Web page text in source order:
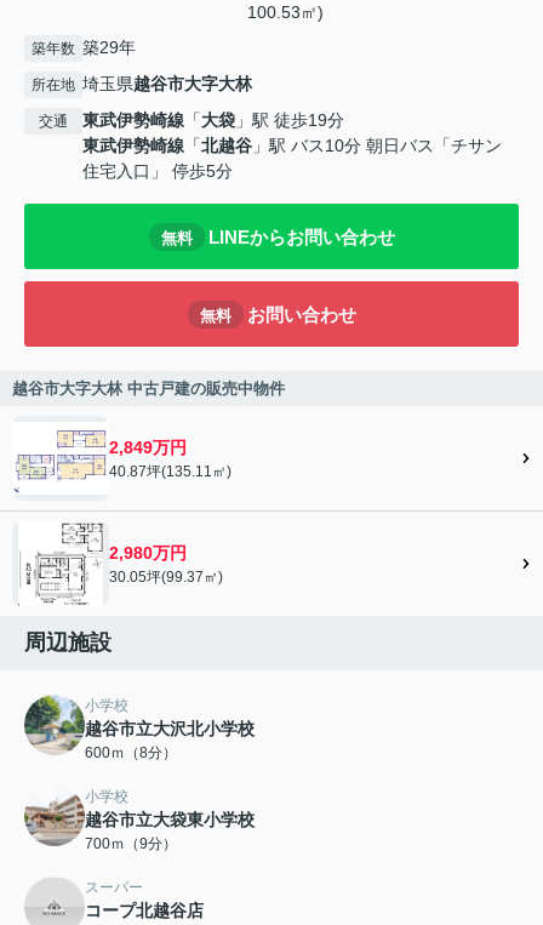
100.53㎡)
築年数 築29年
所在地 埼玉県越谷市大字大林
交通 東武伊勢崎線 「大袋 」駅 徒歩19分
東武伊勢崎線 「北越谷 」駅 バス10分 朝日バス「チサン
住宅入口」 停歩5分
無料 LINEからお問い合わせ
無料 お問い合わせ
越谷市大字大林 中古戸建の販売中物件
2,849万円
40.87坪(135.11㎡)
2,980万円
30.05坪(99.37㎡)
周辺施設
小学校
越谷市立大沢北小学校
600ｍ（8分）
小学校
越谷市立大袋東小学校
700ｍ（9分）
スーパー
コープ北越谷店